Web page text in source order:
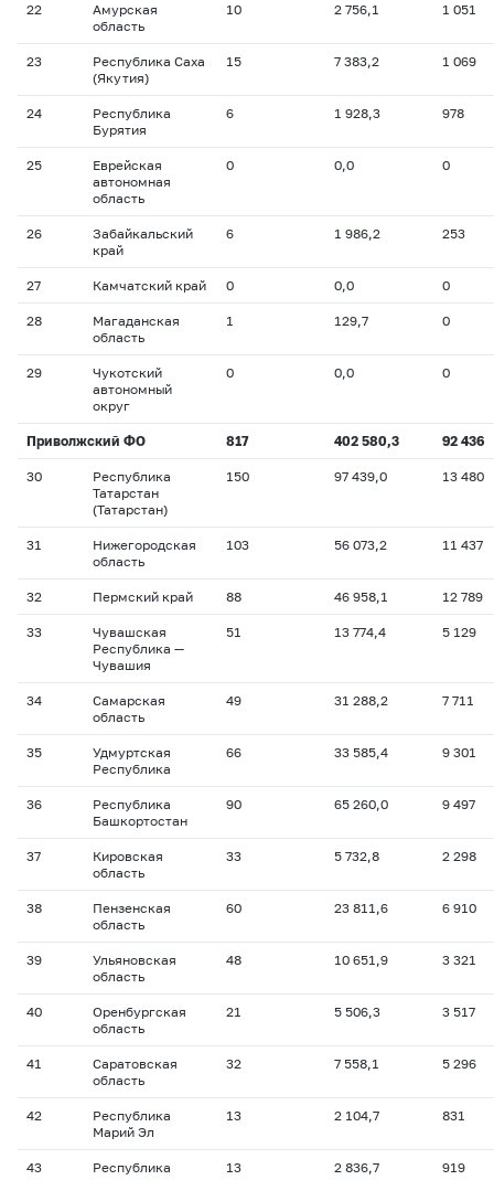
22
Амурская
область
10 2 756,1 1 051
23
Республика Саха
(Якутия)
15 7 383,2 1 069
24
Республика
Бурятия
6 1 928,3 978
25
Еврейская
автономная
область
0 0,0 0
26
Забайкальский
край
6 1 986,2 253
27 Камчатский край 0 0,0 0
28
Магаданская
область
1 129,7 0
29
Чукотский
автономный
округ
0 0,0 0
Приволжский ФО 817 402 580,3 92 436
30
Республика
Татарстан
(Татарстан)
150 97 439,0 13 480
31
Нижегородская
область
103 56 073,2 11 437
32 Пермский край 88 46 958,1 12 789
33
Чувашская
Республика —
Чувашия
51 13 774,4 5 129
34
Самарская
область
49 31 288,2 7 711
35
Удмуртская
Республика
66 33 585,4 9 301
36
Республика
Башкортостан
90 65 260,0 9 497
37
Кировская
область
33 5 732,8 2 298
38
Пензенская
область
60 23 811,6 6 910
39
Ульяновская
область
48 10 651,9 3 321
40
Оренбургская
область
21 5 506,3 3 517
41
Саратовская
область
32 7 558,1 5 296
42
Республика
Марий Эл
13 2 104,7 831
43
Республика
13 2 836,7 919